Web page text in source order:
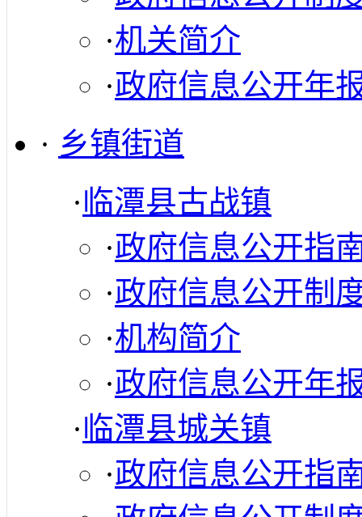
·机关简介
·政府信息公开年
· 乡镇街道
·临潭县古战镇
·政府信息公开指
·政府信息公开制
·机构简介
·政府信息公开年
·临潭县城关镇
·政府信息公开指